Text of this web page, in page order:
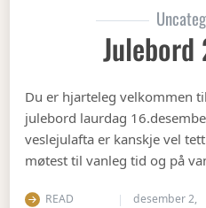
Julebord
Du er hjarteleg velkommen
julebord laurdag
veslejulafta er kanskje vel
møtest til vanleg tid og på
READ
desember 2,